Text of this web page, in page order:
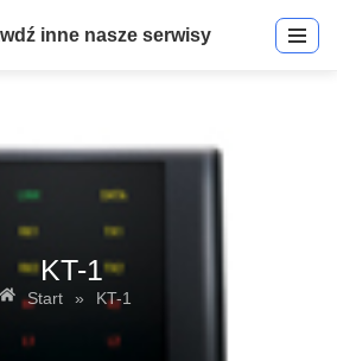
KT-1
Start » KT-1
inne nasze serwisy